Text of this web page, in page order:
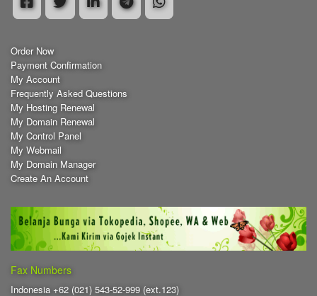
Order Now
Payment Confirmation
My Account
Frequently Asked Questions
My Hosting Renewal
My Domain Renewal
My Control Panel
My Webmail
My Domain Manager
Create An Account
Fax Numbers
Indonesia +62 (021) 543-52-999 (ext.123)